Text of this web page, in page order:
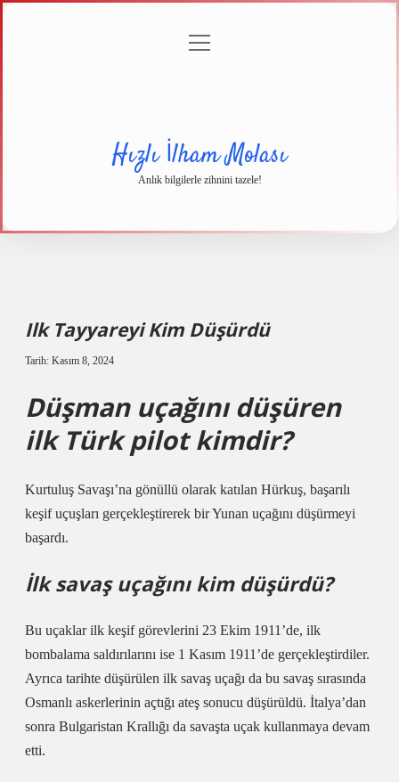
menüyü
Hızlı İlham Molası
Anlık bilgilerle zihnini tazele!
Ilk Tayyareyi Kim Düşürdü
Tarih: Kasım 8, 2024
Düşman uçağını düşüren
ilk Türk pilot kimdir?
Kurtuluş Savaşı’na gönüllü olarak katılan Hürkuş, başarılı
keşif uçuşları gerçekleştirerek bir Yunan uçağını düşürmeyi
başardı.
İlk savaş uçağını kim düşürdü?
Bu uçaklar ilk keşif görevlerini 23 Ekim 1911’de, ilk
bombalama saldırılarını ise 1 Kasım 1911’de gerçekleştirdiler.
Ayrıca tarihte düşürülen ilk savaş uçağı da bu savaş sırasında
Osmanlı askerlerinin açtığı ateş sonucu düşürüldü. İtalya’dan
sonra Bulgaristan Krallığı da savaşta uçak kullanmaya devam
etti.